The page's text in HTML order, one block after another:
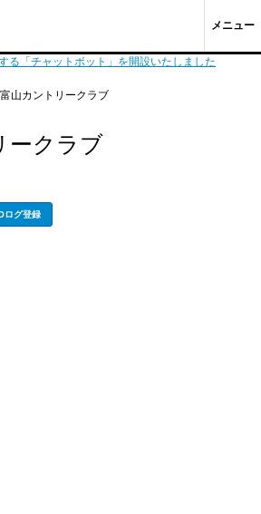
メニュー
る「チャットボット」を開設いたしました
富山カントリークラブ
ークラブ
ログ登録